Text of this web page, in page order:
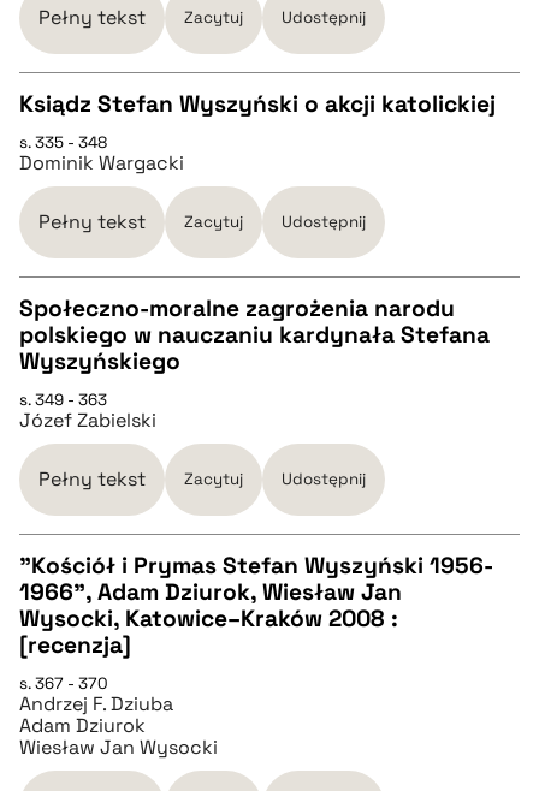
BIBTEX
Pełny tekst Zacytuj Udostępnij
CZYSTY TEKST
pobierz cytat
BIBTEX
pobierz cytat
Ksiądz Stefan Wyszyński o akcji katolickiej
s. 335 - 348
Dominik Wargacki
Pełny tekst Zacytuj Udostępnij
CZYSTY TEKST
pobierz cytat
BIBTEX
pobierz cytat
Społeczno-moralne zagrożenia narodu
polskiego w nauczaniu kardynała Stefana
Wyszyńskiego
s. 349 - 363
Józef Zabielski
Pełny tekst Zacytuj Udostępnij
CZYSTY TEKST
pobierz cytat
BIBTEX
"Kościół i Prymas Stefan Wyszyński 1956-
1966", Adam Dziurok, Wiesław Jan
Wysocki, Katowice–Kraków 2008 :
[recenzja]
s. 367 - 370
Andrzej F. Dziuba
Adam Dziurok
Wiesław Jan Wysocki